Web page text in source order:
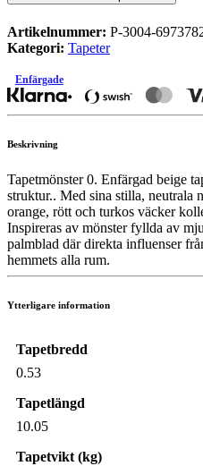
Artikelnummer: P-3004-
Kategori: Tapeter
Enfärgade
Beskrivning
Tapetmönster 0. Enfärgad beige
struktur.. Med sina stilla, neutrala
orange, rött och turkos väcker
Inspireras av mönster fyllda av
palmblad där direkta influenser
hemmets alla rum.
Ytterligare information
Tapetbredd
0.53
Tapetlängd
10.05
Tapetvikt (kg)